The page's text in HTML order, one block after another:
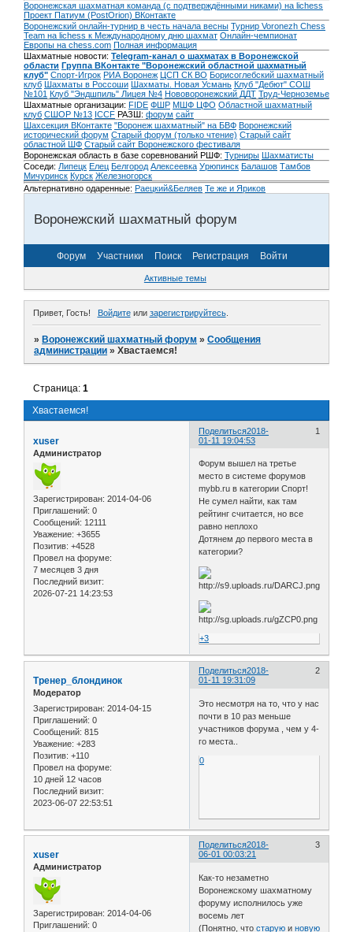
Воронежская шахматная команда (с подтверждёнными никами) на lichess
Проект Патиум (PostOrion) ВКонтакте
Воронежский онлайн-турнир в честь начала весны Турнир Voronezh Chess
Team на lichess к Международному дню шахмат Онлайн-чемпионат
Европы на chess.com Полная информация
Шахматные новости: Telegram-канал о шахматах в Воронежской
области Группа ВКонтакте "Воронежский областной шахматный
клуб" Спорт-Игрок РИА Воронеж ЦСП СК ВО Борисоглебский шахматный
клуб Шахматы в Россоши Шахматы. Новая Усмань Клуб "Дебют" СОШ
№101 Клуб "Эндшпиль" Лицея №4 Нововоронежский ДДТ Труд-Черноземье
Шахматные организации: FIDE ФШР МШФ ЦФО Областной шахматный
клуб СШОР №13 ICCF РАЗШ: форум сайт
Шахсекция ВКонтакте "Воронеж шахматный" на БВФ Воронежский
исторический форум Cтарый форум (только чтение) Старый сайт
областной ШФ Старый сайт Воронежского фестиваля
Воронежская область в базе соревнований РШФ: Турниры Шахматисты
Соседи: Липецк Елец Белгород Алексеевка Урюпинск Балашов Тамбов
Мичуринск Курск Железногорск
Альтернативно одаренные: Раецкий&Беляев Те же и Яриков
Воронежский шахматный форум
Форум Участники Поиск Регистрация Войти
Активные темы
Привет, Гость! Войдитеили зарегистрируйтесь.
»Воронежский шахматный форум »Сообщения
администрации »Хвастаемся!
Хвастаемся!
Страница:1
Поделиться 1
2018-
01-11 19:04:53
xuser
Администратор
Зарегистрирован: 2014-04-06
Приглашений: 0
Сообщений: 12111
Уважение: +3655
Позитив: +4528
Провел на форуме:
7 месяцев 3 дня
Последний визит:
2026-07-21 14:23:53
Форум вышел на третье
место в системе форумов
mybb.ru в категории Спорт!
Не сумел найти, как там
рейтинг считается, но все
равно неплохо
Дотянем до первого места в
категории?
+3
Поделиться 2
2018-
01-11 19:31:09
Тренер_блондинок
Модератор
Зарегистрирован: 2014-04-15
Приглашений: 0
Сообщений: 815
Уважение: +283
Позитив: +110
Провел на форуме:
10 дней 12 часов
Последний визит:
2023-06-07 22:53:51
Это несмотря на то, что у нас
почти в 10 раз меньше
участников форума , чем у 4-
го места..
0
Поделиться 3
2018-
06-01 00:03:21
xuser
Администратор
Зарегистрирован: 2014-04-06
Приглашений: 0
Как-то незаметно
Воронежскому шахматному
форуму исполнилось уже
восемь лет
(Понятно, чтостарую иновую